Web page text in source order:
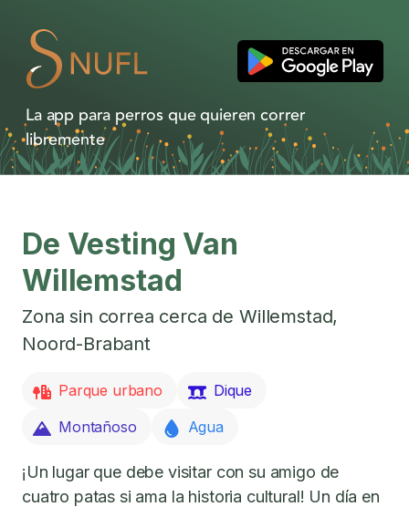
La app para perros que quieren correr
libremente
De Vesting Van
Willemstad
Zona sin correa cerca de Willemstad,
Noord-Brabant
Parque urbano
Dique
Montañoso
Agua
¡Un lugar que debe visitar con su amigo de
cuatro patas si ama la historia cultural! Un día en